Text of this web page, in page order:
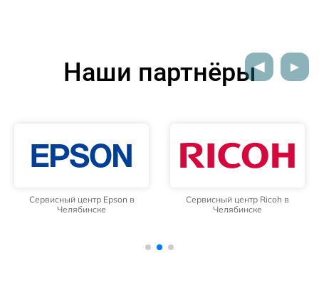
Наши партнёры
Сервисный центр Epson в
Челябинске
Сервисный центр Ricoh в
Челябинске